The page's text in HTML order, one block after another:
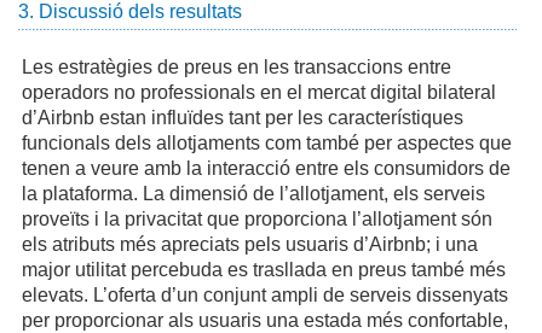
3. Discussió dels resultats
Les estratègies de preus en les transaccions entre
operadors no professionals en el mercat digital bilateral
d’Airbnb estan influïdes tant per les característiques
funcionals dels allotjaments com també per aspectes que
tenen a veure amb la interacció entre els consumidors de
la plataforma. La dimensió de l’allotjament, els serveis
proveïts i la privacitat que proporciona l’allotjament són
els atributs més apreciats pels usuaris d’Airbnb; i una
major utilitat percebuda es trasllada en preus també més
elevats. L’oferta d’un conjunt ampli de serveis dissenyats
per proporcionar als usuaris una estada més confortable,